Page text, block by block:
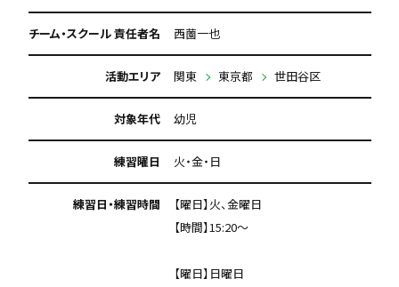
チーム・スクール 責任者名 西薗一也
活動エリア 関東 東京都 世田谷区
対象年代 幼児
練習曜日 火・金・日
練習日・練習時間
【曜日】火、金曜日
【時間】15:20～
【曜日】日曜日